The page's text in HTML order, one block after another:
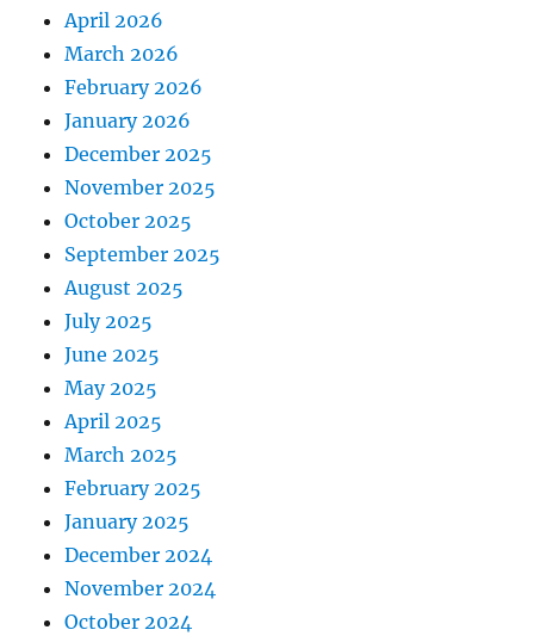
n
April 2026
March 2026
February 2026
January 2026
December 2025
November 2025
October 2025
September 2025
August 2025
July 2025
June 2025
May 2025
April 2025
March 2025
February 2025
January 2025
December 2024
November 2024
October 2024